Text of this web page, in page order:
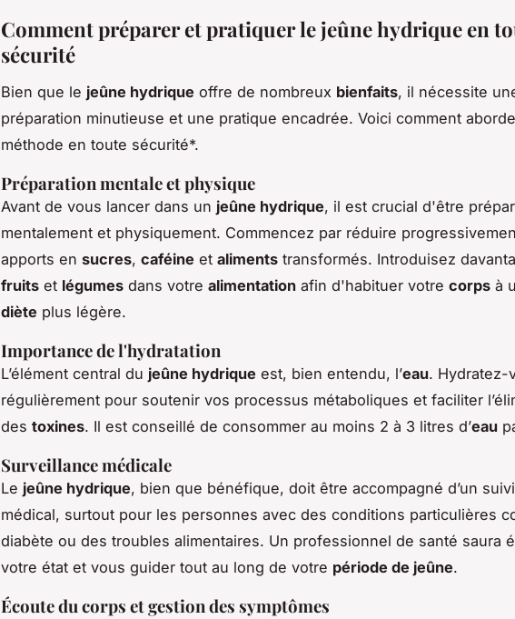
Comment préparer et pratiquer le jeûne hydrique en
sécurité
Bien que le jeûne hydrique offre de nombreux bienfaits, il nécessite
préparation minutieuse et une pratique encadrée. Voici comment
méthode en toute sécurité*.
Préparation mentale et physique
Avant de vous lancer dans un jeûne hydrique, il est crucial d'être
mentalement et physiquement. Commencez par réduire
apports en sucres, caféine et aliments transformés. Introduisez
fruits et légumes dans votre alimentation afin d'habituer votre corps à
diète plus légère.
Importance de l'hydratation
L’élément central du jeûne hydrique est, bien entendu, l’eau. Hydratez-
régulièrement pour soutenir vos processus métaboliques et faciliter
des toxines. Il est conseillé de consommer au moins 2 à 3 litres d’eau
Surveillance médicale
Le jeûne hydrique, bien que bénéfique, doit être accompagné d’un suivi
médical, surtout pour les personnes avec des conditions particulières
diabète ou des troubles alimentaires. Un professionnel de santé saura
votre état et vous guider tout au long de votre période de jeûne.
Écoute du corps et gestion des symptômes